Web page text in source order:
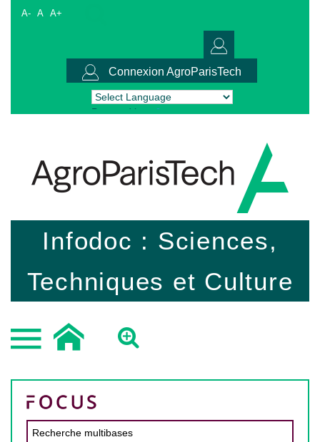
A- A A+
Connexion AgroParisTech
Powered by Translate
Infodoc : Sciences,
Techniques et Culture